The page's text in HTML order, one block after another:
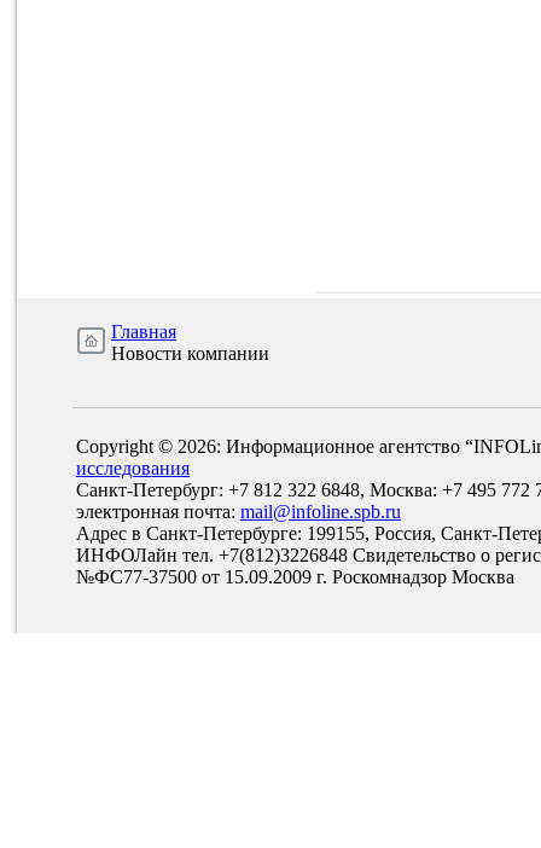
Главная
Новости компании
Copyright © 2026: Информационное агентство
исследования
Санкт-Петербург: +7 812 322 6848, Москва: +7 495 772
электронная почта: mail@infoline.spb.ru
Адрес в Санкт-Петербурге: 199155, Россия, Санкт-
ИНФОЛайн тел. +7(812)3226848 Свидетельство о
№ФС77-37500 от 15.09.2009 г. Роскомнадзор Москва